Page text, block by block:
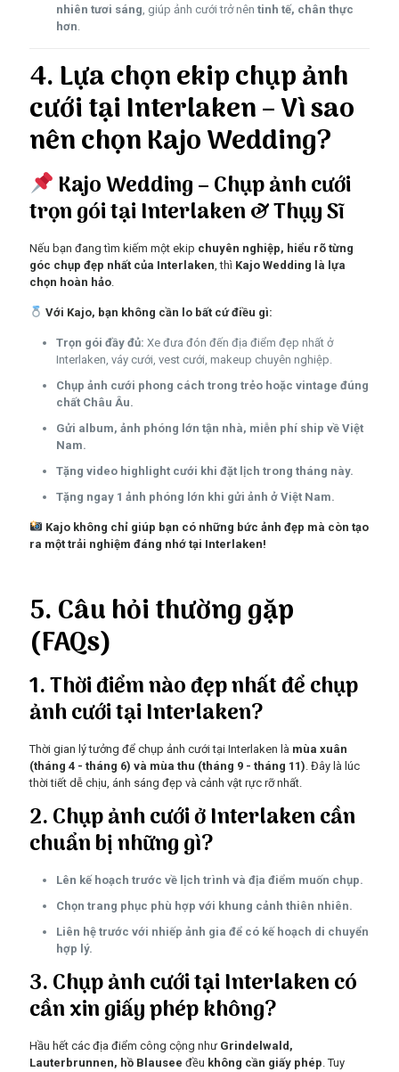
nhiên tươi sáng , giúp ảnh cưới trở nên tinh tế, chân thực
hơn
4. Lựa chọn ekip chụp ảnh
cưới tại Interlaken – Vì sao
nên chọn Kajo Wedding?
Kajo Wedding – Chụp ảnh cưới
trọn gói tại Interlaken & Thụy Sĩ
Nếu bạn đang tìm kiếm một ekip chuyên nghiệp, hiểu rõ từng
góc chụp đẹp nhất của Interlaken , thì Kajo Wedding là lựa
chọn hoàn hảo
Với Kajo, bạn không cần lo bất cứ điều gì:
Trọn gói đầy đủ: Xe đưa đón đến địa điểm đẹp nhất ở
Interlaken, váy cưới, vest cưới, makeup chuyên nghiệp.
Chụp ảnh cưới phong cách trong trẻo hoặc vintage đúng
chất Châu Âu.
Gửi album, ảnh phóng lớn tận nhà, miễn phí ship về Việt
Nam.
Tặng video highlight cưới khi đặt lịch trong tháng này.
Tặng ngay 1 ảnh phóng lớn khi gửi ảnh ở Việt Nam.
Kajo không chỉ giúp bạn có những bức ảnh đẹp mà còn tạo
ra một trải nghiệm đáng nhớ tại Interlaken!
5. Câu hỏi thường gặp
(FAQs)
1. Thời điểm nào đẹp nhất để chụp
ảnh cưới tại Interlaken?
Thời gian lý tưởng để chụp ảnh cưới tại Interlaken là mùa xuân
(tháng 4 - tháng 6) và mùa thu (tháng 9 - tháng 11) . Đây là lúc
thời tiết dễ chịu, ánh sáng đẹp và cảnh vật rực rỡ nhất.
2. Chụp ảnh cưới ở Interlaken cần
chuẩn bị những gì?
Lên kế hoạch trước về lịch trình và địa điểm muốn chụp.
Chọn trang phục phù hợp với khung cảnh thiên nhiên.
Liên hệ trước với nhiếp ảnh gia để có kế hoạch di chuyển
hợp lý.
3. Chụp ảnh cưới tại Interlaken có
cần xin giấy phép không?
Hầu hết các địa điểm công cộng như Grindelwald,
Lauterbrunnen, hồ Blausee đều không cần giấy phép . Tuy